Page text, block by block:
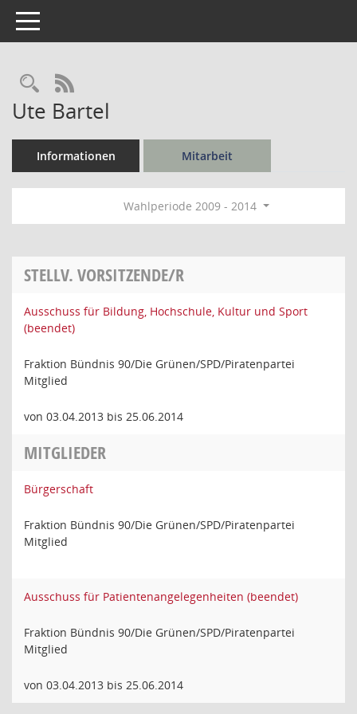
Toggle navigation
Rechercheauswahl
RSS-Feed
Ute Bartel
Informationen Mitarbeit
Wahlperiode 2009 - 2014
STELLV. VORSITZENDE/R
Ausschuss für Bildung, Hochschule, Kultur und Sport
(beendet)
Fraktion Bündnis 90/Die Grünen/SPD/Piratenpartei
Mitglied
von 03.04.2013 bis 25.06.2014
MITGLIEDER
Bürgerschaft
Fraktion Bündnis 90/Die Grünen/SPD/Piratenpartei
Mitglied
Ausschuss für Patientenangelegenheiten (beendet)
Fraktion Bündnis 90/Die Grünen/SPD/Piratenpartei
Mitglied
von 03.04.2013 bis 25.06.2014